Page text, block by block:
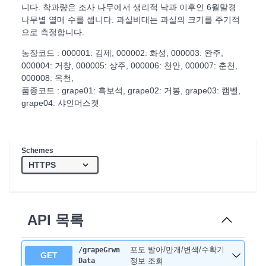
니다. 착과량은 조사 나무에서 생리적 낙과 이후인 6월말경
나무별 열매 수를 셉니다. 과실비대는 과실의 크기를 주기적
으로 측정합니다.
농장코드 : 000001: 김제, 000002: 화성, 000003: 완주,
000004: 거창, 000005: 상주, 000006: 천안, 000007: 춘천,
000008: 옥천,
품종코드 : grape01: 흑보석, grape02: 거봉, grape03: 캠벨,
grape04: 샤인머스켓
Schemes
API 목록
GET
/grapeGrwn
Data
포도 발아/만개/변색/수확기
정보 조회